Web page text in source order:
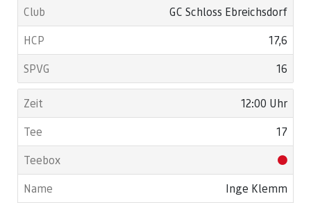
GC Schloss Ebreichsdorf
17,6
16
12:00 Uhr
17
Inge Klemm